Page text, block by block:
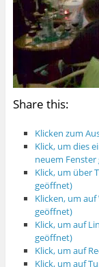
Share this:
Klicken zum
Klick, um dies
neuem
Klick, um über
geöffnet)
Klicken, um
geöffnet)
Klick, um auf
geöffnet)
Klick, um auf
Klick, um auf